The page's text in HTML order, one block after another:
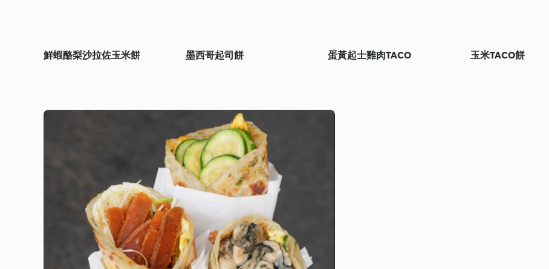
鮮蝦酪梨沙拉佐玉米餅 墨西哥起司餅 蛋黃起士雞肉TACO 玉米TACO餅